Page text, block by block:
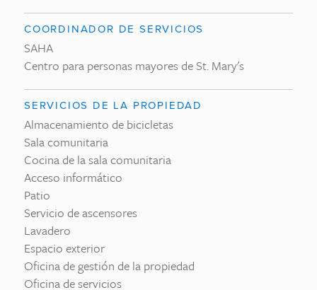
COORDINADOR DE SERVICIOS
SAHA
Centro para personas mayores de St. Mary's
SERVICIOS DE LA PROPIEDAD
Almacenamiento de bicicletas
Sala comunitaria
Cocina de la sala comunitaria
Acceso informático
Patio
Servicio de ascensores
Lavadero
Espacio exterior
Oficina de gestión de la propiedad
Oficina de servicios